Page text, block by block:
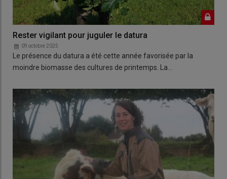
Rester vigilant pour juguler le datura
09 octobre 2025
Le présence du datura a été cette année favorisée par la
moindre biomasse des cultures de printemps. La…